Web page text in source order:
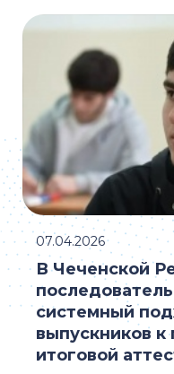
В Чеченской
системный
выпускников к
итоговой
07.04.2026